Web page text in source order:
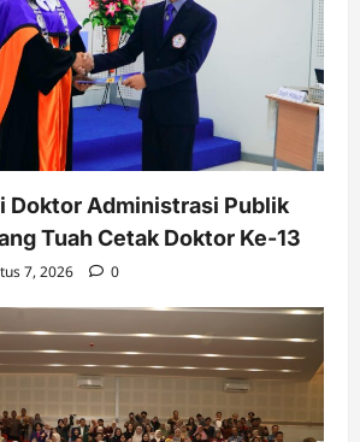
Doktor Administrasi Publik
Tuah Cetak Doktor Ke-13
7, 2026 0